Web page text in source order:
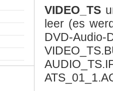
VIDEO_TS
leer (es
DVD-